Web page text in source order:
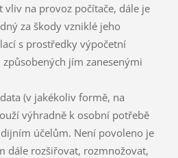
na provoz počítače, dále je
za škody vzniklé jeho
s prostředky výpočetní
jím zanesenými
(v jakékoliv formě, na
výhradně k osobní potřebě
účelům. Není povoleno je
dále rozšiřovat, rozmnožovat,